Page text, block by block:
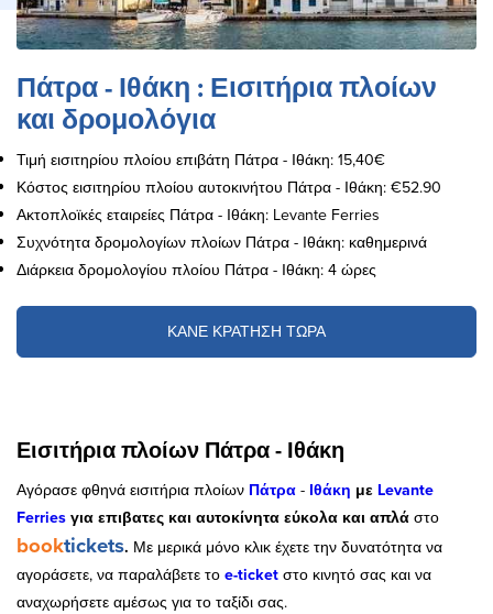
Πάτρα - Ιθάκη : Εισιτήρια πλοίων
και δρομολόγια
Τιμή εισιτηρίου πλοίου επιβάτη Πάτρα - Ιθάκη: 15,40€
Κόστος εισιτηρίου πλοίου αυτοκινήτου Πάτρα - Ιθάκη: €52.90
Ακτοπλοϊκές εταιρείες Πάτρα - Ιθάκη: Levante Ferries
Συχνότητα δρομολογίων πλοίων Πάτρα - Ιθάκη: καθημερινά
Διάρκεια δρομολογίου πλοίου Πάτρα - Ιθάκη: 4 ώρες
ΚΑΝΕ ΚΡΑΤΗΣΗ ΤΩΡΑ
Εισιτήρια πλοίων Πάτρα - Ιθάκη
Αγόρασε φθηνά εισιτήρια πλοίων Πάτρα - Ιθάκη με Levante
Ferries για επιβατες και αυτοκίνητα εύκολα και απλά στο
booktickets. Με μερικά μόνο κλικ έχετε την δυνατότητα να
αγοράσετε, να παραλάβετε το e-ticket στο κινητό σας και να
αναχωρήσετε αμέσως για το ταξίδι σας.